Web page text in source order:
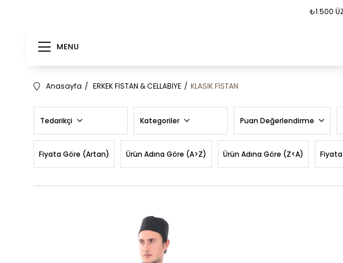
₺1.500
MENU
Anasayfa ERKEK FİSTAN & CELLABİYE KLASİK FİSTAN
Tedarikçi Kategoriler Puan Değerlendirme
Fiyata Göre (Artan) Ürün Adına Göre (A>Z) Ürün Adına Göre (Z<A)